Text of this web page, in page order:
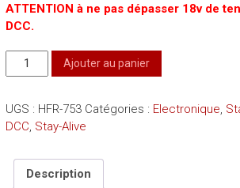
ATTENTION à ne pas dépasser 18v de
DCC.
quantité
de
de
10
condensateurs
100uF
Ajouter au panier
UGS : HFR-753 Catégories : Electronique,
DCC, Stay-Alive
Description